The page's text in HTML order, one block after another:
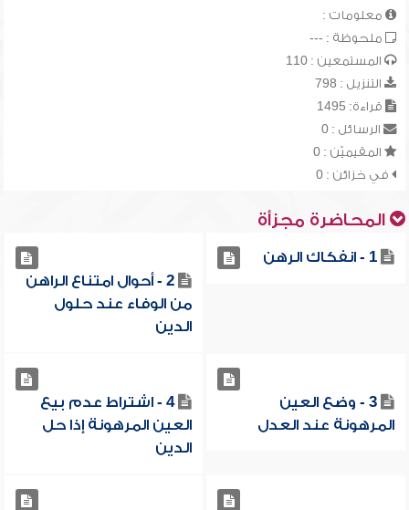
معلومات :
ملحوظة : ---
المستمعين : 110
التنزيل : 798
قراءة: 1495
الرسائل : 0
المقيميّن : 0
في خزائن : 0
المحاضرة مجزأة
1 - انفكاك الرهن
2 - أحوال امتناع الراهن
من الوفاء عند حلول
الدين
3 - وضع العين
المرهونة عند العدل
4 - اشتراط عدم بيع
العين المرهونة إذا حل
الدين